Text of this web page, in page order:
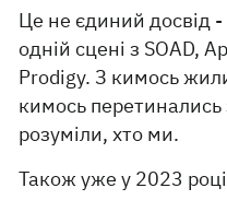
Це не єдиний досвід
одній сцені з SOAD,
Prodigy. З кимось
кимось
розуміли, хто ми.
Також уже у 2023